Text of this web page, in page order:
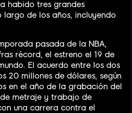
habido tres grandes
de los años, incluyendo
pasada de la NBA,
récord, el estreno el 19 de
El acuerdo entre los dos
20 millones de dólares, según
en el año de la grabación del
metraje y trabajo de
una carrera contra el